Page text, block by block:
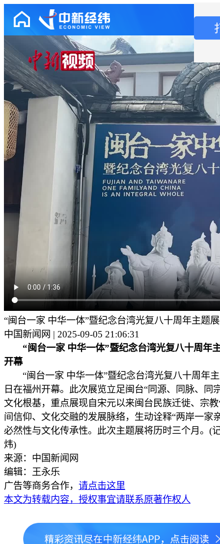
“闽台一家 中华一体”暨纪念台湾光复八十周年主题
中国新闻网 | 2025-09-05 21:06:31
“闽台一家 中华一体”暨纪念台湾光复八十周年
开幕
“闽台一家 中华一体”暨纪念台湾光复八十周年主
日在福州开幕。此次展览立足闽台“同源、同脉、同
文化根基，重点展现自宋元以来闽台民族迁徙、宗
间信仰、文化交融的发展脉络，生动诠释“两岸一家
必然性与文化传承性。此次主题展将历时三个月。(
炜)
来源：中国新闻网
编辑：王永乐
广告等商务合作， 请点击这里
本文为转载内容，授权事宜请联系原著作权人